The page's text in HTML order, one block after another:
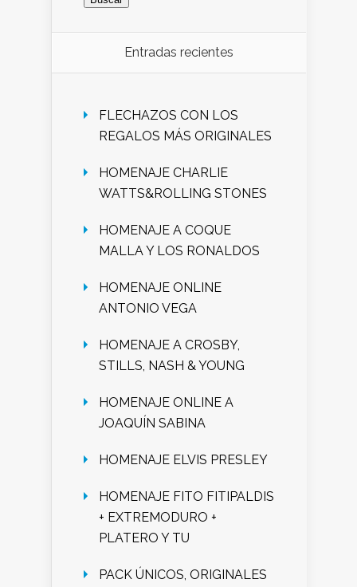
Entradas recientes
FLECHAZOS CON LOS
REGALOS MÁS ORIGINALES
HOMENAJE CHARLIE
WATTS&ROLLING STONES
HOMENAJE A COQUE
MALLA Y LOS RONALDOS
HOMENAJE ONLINE
ANTONIO VEGA
HOMENAJE A CROSBY,
STILLS, NASH & YOUNG
HOMENAJE ONLINE A
JOAQUÍN SABINA
HOMENAJE ELVIS PRESLEY
HOMENAJE FITO FITIPALDIS
+ EXTREMODURO +
PLATERO Y TU
PACK ÚNICOS, ORIGINALES